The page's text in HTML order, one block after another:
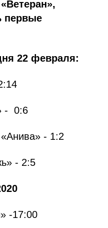
первые
22 февраля:
- 0:6
- 1:2
- 2:5
-17:00